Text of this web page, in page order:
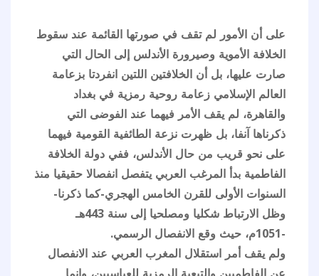
على أن الأمور لم تقف في صورتها القائمة عند سقوط
الخلافة الأموية وصيرورة الأندلس إلى الحال التي
صارت عليها، بل أن الخلافتين اللتين انفردتا بزعامة
العالم الإسلامي زعامة روحية رمزية في بغداد
والقاهرة، لم يقف الأمر فيهما عند الفوضى التي
ذكرناها آنفا، بل ظهرت نزعة الطائفية القومية فيهما
على نحو قريب من حال الأندلس، ففي دولة الخلافة
الفاطمية بدأ المرغب العربي يتفصل انفصالا حقيقيا منذ
السنوات الأولى للقرن الخامس الهجري-كما ذكرنا-
وظل الارتباط شكليا ومصلحيا إلى سنة 443هـ
-1051م، حيث وقع الانفصال الرسمي.
ولم يقف أمر استقلال المغرب العربي عند الانفصال